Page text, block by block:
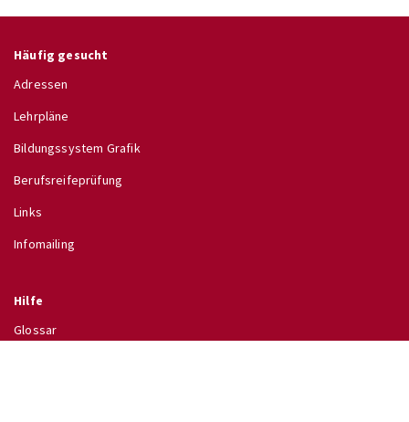
Häufig gesucht
Adressen
Lehrpläne
Bildungssystem Grafik
Berufsreifeprüfung
Links
Infomailing
Hilfe
Glossar